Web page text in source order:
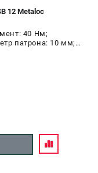
12 Metaloc
40 Нм;
патрона: 10 мм;